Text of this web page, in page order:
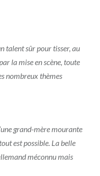
talent sûr pour tisser, au
la mise en scène, toute
nombreux thèmes
grand-mère mourante
est possible. La belle
méconnu mais